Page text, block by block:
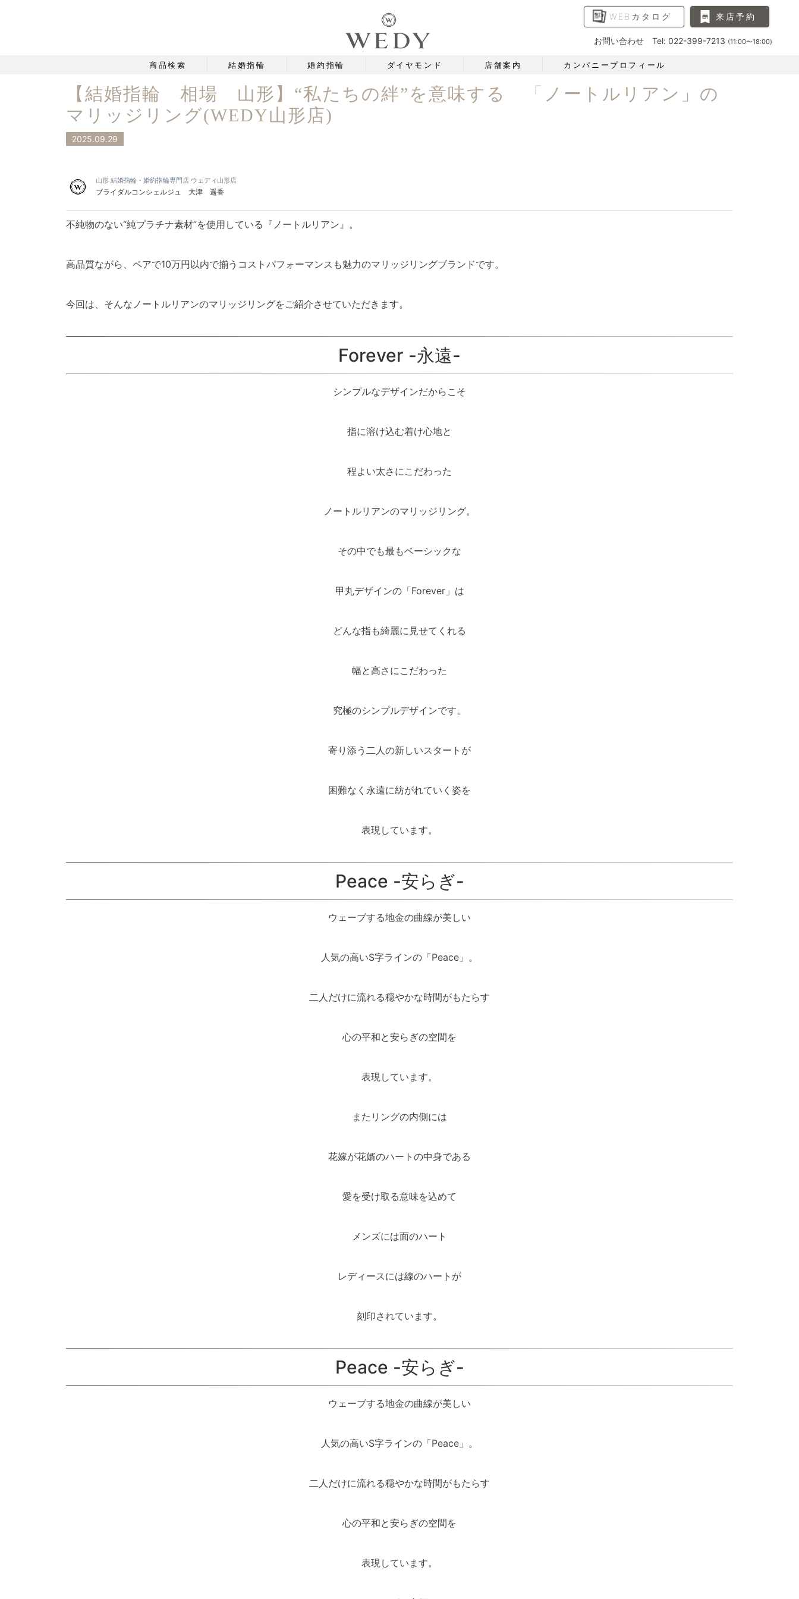
WEBカタログ 来店予約
お問い合わせ Tel: 022-399-7213 (11:00〜18:00)
商品検索 結婚指輪 婚約指輪 ダイヤモンド 店舗案内 カンパニープロフィール
【結婚指輪 相場 山形】“私たちの絆”を意味する 「ノートルリアン」の
マリッジリング(WEDY山形店)
2025.09.29
山形 結婚指輪・婚約指輪専門店 ウェディ山形店
ブライダルコンシェルジュ 大津 遥香
不純物のない“純プラチナ素材”を使用している『ノートルリアン』。
高品質ながら、ペアで10万円以内で揃うコストパフォーマンスも魅力のマリッジリングブランドです。
今回は、そんなノートルリアンのマリッジリングをご紹介させていただきます。
Forever -永遠-
シンプルなデザインだからこそ
指に溶け込む着け心地と
程よい太さにこだわった
ノートルリアンのマリッジリング。
その中でも最もベーシックな
甲丸デザインの「Forever」は
どんな指も綺麗に見せてくれる
幅と高さにこだわった
究極のシンプルデザインです。
寄り添う二人の新しいスタートが
困難なく永遠に紡がれていく姿を
表現しています。
Peace -安らぎ-
ウェーブする地金の曲線が美しい
人気の高いS字ラインの「Peace」。
二人だけに流れる穏やかな時間がもたらす
心の平和と安らぎの空間を
表現しています。
またリングの内側には
花嫁が花婿のハートの中身である
愛を受け取る意味を込めて
メンズには面のハート
レディースには線のハートが
刻印されています。
Peace -安らぎ-
ウェーブする地金の曲線が美しい
人気の高いS字ラインの「Peace」。
二人だけに流れる穏やかな時間がもたらす
心の平和と安らぎの空間を
表現しています。